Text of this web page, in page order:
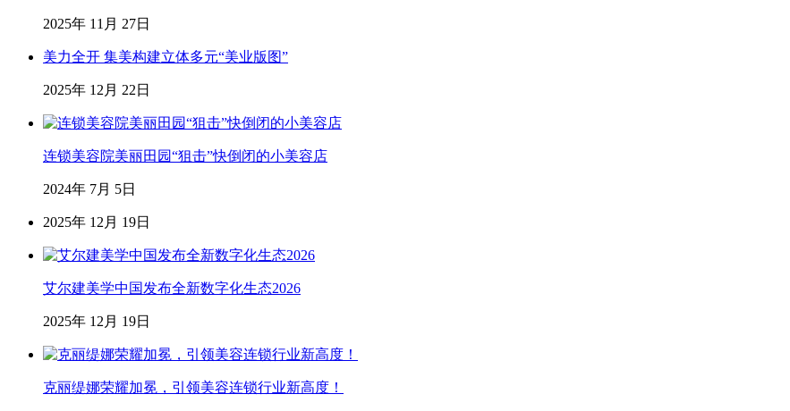
2025年 11月 27日
美力全开 集美构建立体多元“美业版图”
2025年 12月 22日
连锁美容院美丽田园“狙击”快倒闭的小美容店
2024年 7月 5日
2025年 12月 19日
艾尔建美学中国发布全新数字化生态2026
2025年 12月 19日
克丽缇娜荣耀加冕，引领美容连锁行业新高度！